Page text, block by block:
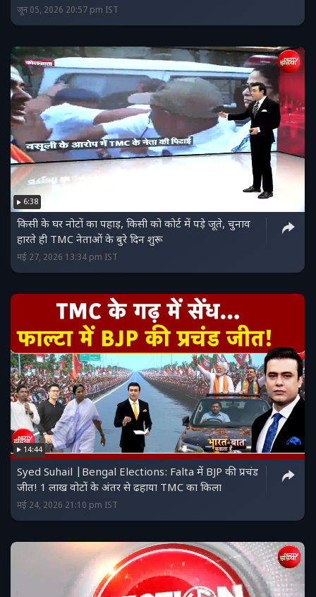
जून 05, 2026 20:57 pm IST
6:38
किसी के घर नोटों का पहाड़, किसी को कोर्ट में पड़े जूते, चुनाव
हारते ही TMC नेताओं के बुरे दिन शुरू
मई 27, 2026 13:34 pm IST
14:44
Syed Suhail |Bengal Elections: Falta में BJP की प्रचंड
जीत! 1 लाख वोटों के अंतर से ढहाया TMC का किला
मई 24, 2026 21:10 pm IST